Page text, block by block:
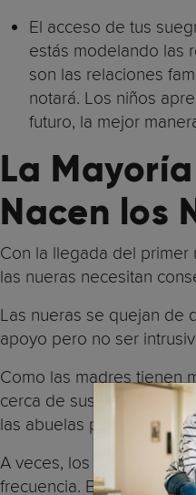
El acceso de tus
estás modelando las
son las relaciones
notará. Los niños
futuro, la mejor
La
Nacen los
Con la llegada del primer
las nueras necesitan
Las nueras se quejan de
apoyo pero no ser
Como las madres tienen
cerca de sus abuelos
las abuelas paternas se
A veces, los padres
frecuencia. Esto se debe